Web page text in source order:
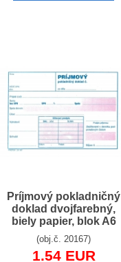
Príjmový pokladničný
doklad dvojfarebný,
biely papier, blok A6
(obj.č. 20167)
1.54 EUR